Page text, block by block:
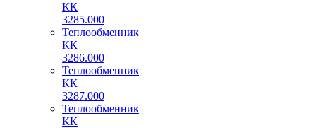
КК
3285.000
Теплообменник
КК
3286.000
Теплообменник
КК
3287.000
Теплообменник
КК